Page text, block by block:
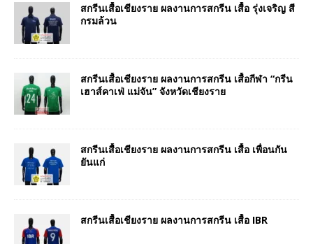
สกรีนเสื้อเชียงราย ผลงานการสกรีน เสื้อ รุ่งเจริญ สี
กรมล้วน
สกรีนเสื้อเชียงราย ผลงานการสกรีน เสื้อกีฬา “กรีน
เฮาส์คาเฟ่ แม่จัน” จังหวัดเชียงราย
สกรีนเสื้อเชียงราย ผลงานการสกรีน เสื้อ เพื่อนกัน
ยันแก่
สกรีนเสื้อเชียงราย ผลงานการสกรีน เสื้อ IBR